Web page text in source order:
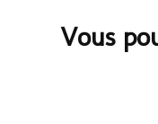
Vous